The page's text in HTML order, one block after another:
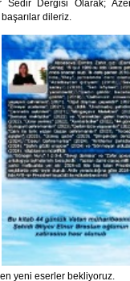
Sedir Dergisi Olarak;
dileriz.
eserler bekliyoruz.